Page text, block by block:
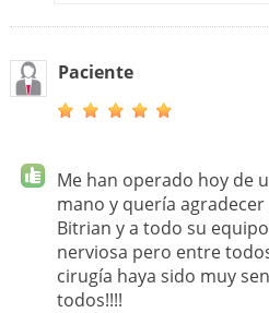
Paciente
Me han operado hoy de
mano y quería
Bitrian y a todo su
nerviosa pero entre
cirugía haya sido muy
todos!!!!